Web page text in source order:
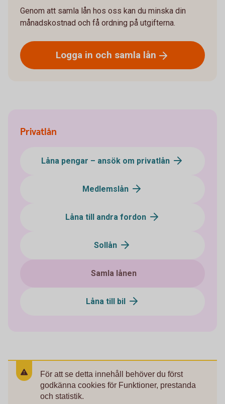
Genom att samla lån hos oss kan du minska din
månadskostnad och få ordning på utgifterna.
Logga in och samla lån
Privatlån
Låna pengar – ansök om privatlån
Medlemslån
Låna till andra fordon
Sollån
Samla lånen
Låna till bil
För att se detta innehåll behöver du först
godkänna cookies för Funktioner, prestanda
och statistik.